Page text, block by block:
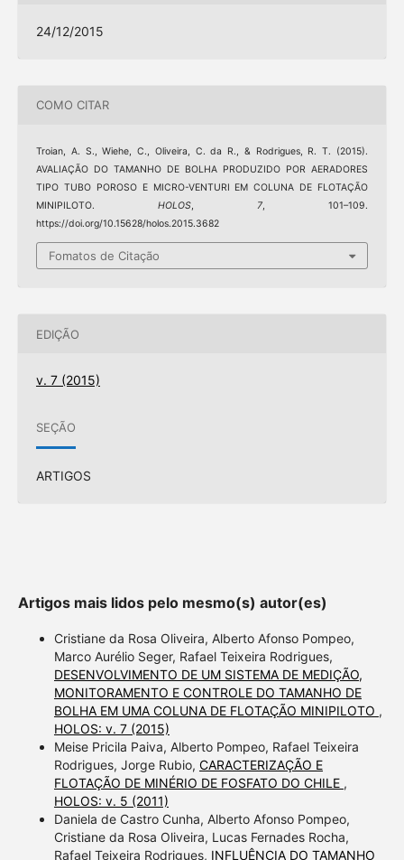
24/12/2015
COMO CITAR
Troian, A. S., Wiehe, C., Oliveira, C. da R., & Rodrigues, R. T. (2015).
AVALIAÇÃO DO TAMANHO DE BOLHA PRODUZIDO POR AERADORES
TIPO TUBO POROSO E MICRO-VENTURI EM COLUNA DE FLOTAÇÃO
MINIPILOTO. HOLOS,7, 101–109.
https://doi.org/10.15628/holos.2015.3682
Fomatos de Citação
EDIÇÃO
v. 7 (2015)
SEÇÃO
ARTIGOS
Artigos mais lidos pelo mesmo(s) autor(es)
Cristiane da Rosa Oliveira, Alberto Afonso Pompeo,
Marco Aurélio Seger, Rafael Teixeira Rodrigues,
DESENVOLVIMENTO DE UM SISTEMA DE MEDIÇÃO,
MONITORAMENTO E CONTROLE DO TAMANHO DE
BOLHA EM UMA COLUNA DE FLOTAÇÃO MINIPILOTO ,
HOLOS: v. 7 (2015)
Meise Pricila Paiva, Alberto Pompeo, Rafael Teixeira
Rodrigues, Jorge Rubio, CARACTERIZAÇÃO E
FLOTAÇÃO DE MINÉRIO DE FOSFATO DO CHILE ,
HOLOS: v. 5 (2011)
Daniela de Castro Cunha, Alberto Afonso Pompeo,
Cristiane da Rosa Oliveira, Lucas Fernades Rocha,
Rafael Teixeira Rodrigues, INFLUÊNCIA DO TAMANHO